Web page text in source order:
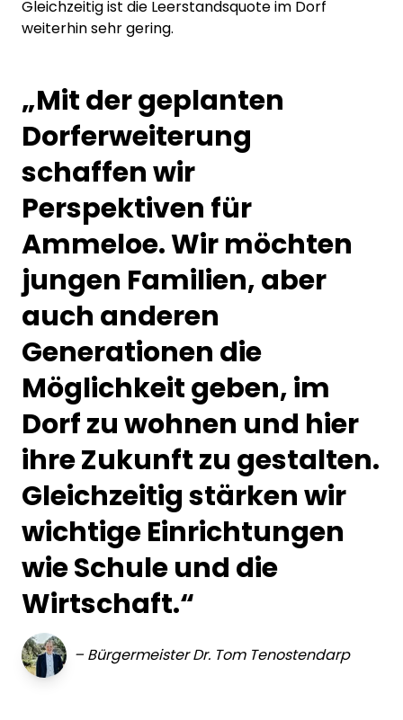
Gleichzeitig ist die Leerstandsquote im Dorf
weiterhin sehr gering.
„Mit der geplanten
Dorferweiterung
schaffen wir
Perspektiven für
Ammeloe. Wir möchten
jungen Familien, aber
auch anderen
Generationen die
Möglichkeit geben, im
Dorf zu wohnen und hier
ihre Zukunft zu gestalten.
Gleichzeitig stärken wir
wichtige Einrichtungen
wie Schule und die
Wirtschaft.“
– Bürgermeister Dr. Tom Tenostendarp